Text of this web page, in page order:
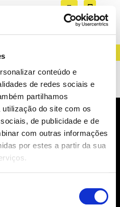
conteúdo e
de redes sociais e
partilhamos
do site com os
de publicidade e de
com outras informações
por estes a partir da sua
SINCE 1983